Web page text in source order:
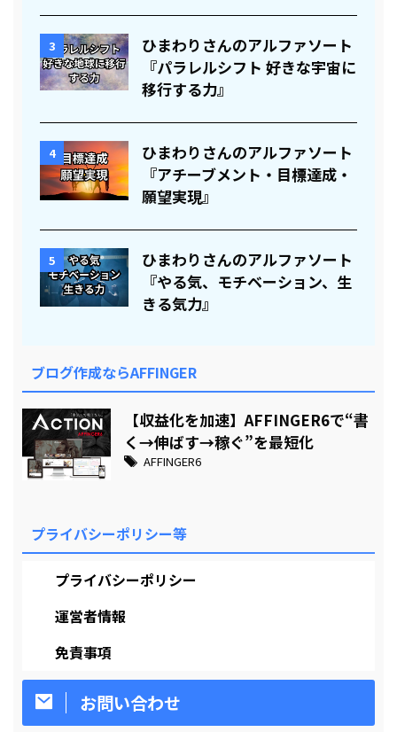
3
ひまわりさんのアルファソート
『パラレルシフト 好きな宇宙に
移行する力』
4
ひまわりさんのアルファソート
『アチーブメント・目標達成・
願望実現』
5
ひまわりさんのアルファソート
『やる気、モチベーション、生
きる気力』
ブログ作成ならAFFINGER
【収益化を加速】AFFINGER6で“書
く→伸ばす→稼ぐ”を最短化
AFFINGER6
プライバシーポリシー等
プライバシーポリシー
運営者情報
免責事項
お問い合わせ